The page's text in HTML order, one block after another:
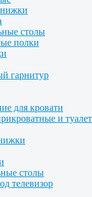
столы
полки
гарнитур
для кровати
и
столы
телевизор